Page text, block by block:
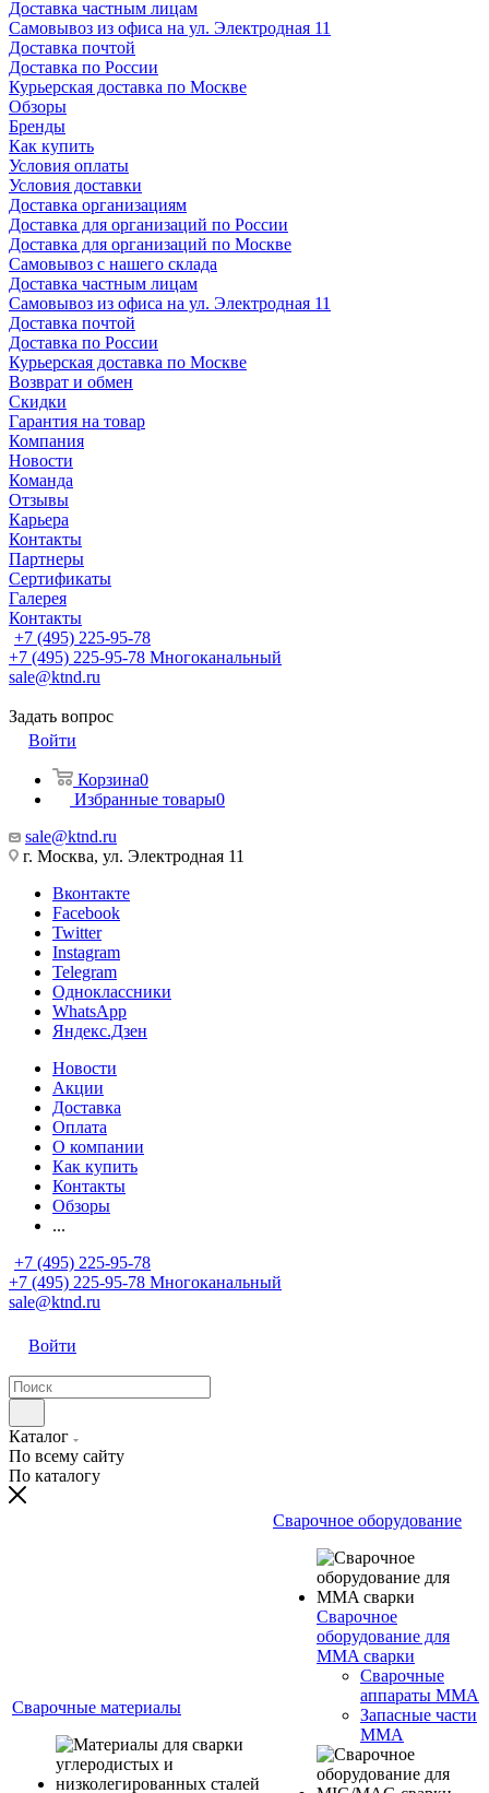
Доставка частным лицам
Самовывоз из офиса на ул. Электродная 11
Доставка почтой
Доставка по России
Курьерская доставка по Москве
Обзоры
Бренды
Как купить
Условия оплаты
Условия доставки
Доставка организациям
Доставка для организаций по России
Доставка для организаций по Москве
Самовывоз с нашего склада
Доставка частным лицам
Самовывоз из офиса на ул. Электродная 11
Доставка почтой
Доставка по России
Курьерская доставка по Москве
Возврат и обмен
Скидки
Гарантия на товар
Компания
Новости
Команда
Отзывы
Карьера
Контакты
Партнеры
Сертификаты
Галерея
Контакты
+7 (495) 225-95-78
+7 (495) 225-95-78 Многоканальный
sale@ktnd.ru
Задать вопрос
Войти
Корзина0
Избранные товары0
sale@ktnd.ru
г. Москва, ул. Электродная 11
Вконтакте
Facebook
Twitter
Instagram
Telegram
Одноклассники
WhatsApp
Яндекс.Дзен
Новости
Акции
Доставка
Оплата
О компании
Как купить
Контакты
Обзоры
...
+7 (495) 225-95-78
+7 (495) 225-95-78 Многоканальный
sale@ktnd.ru
Войти
Каталог
По всему сайту
По каталогу
Сварочные материалы
Сварочное оборудование
Сварочное
оборудование для
MMA сварки
Сварочные
аппараты MMA
Запасные части
MMA